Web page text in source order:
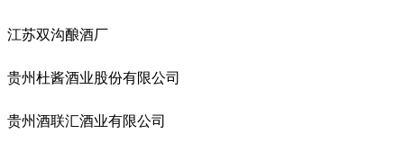
江苏双沟酿酒厂
贵州杜酱酒业股份有限公司
贵州酒联汇酒业有限公司